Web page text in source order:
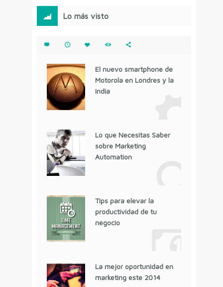
Lo más visto
El nuevo smartphone de
Motorola en Londres y la
India
Lo que Necesitas Saber
sobre Marketing
Automation
Tips para elevar la
productividad de tu
negocio
La mejor oportunidad en
marketing este 2014